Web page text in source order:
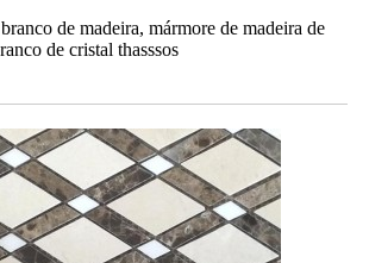
de madeira, mármore de madeira de
de cristal thasssos